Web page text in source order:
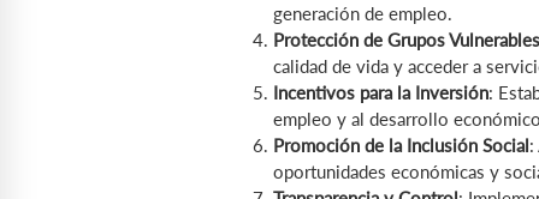
generación de empleo.
Protección de Grupos Vulnerables
calidad de vida y acceder a
Incentivos para la Inversión:
empleo y al desarrollo
Promoción de la Inclusión Social:
oportunidades económicas y